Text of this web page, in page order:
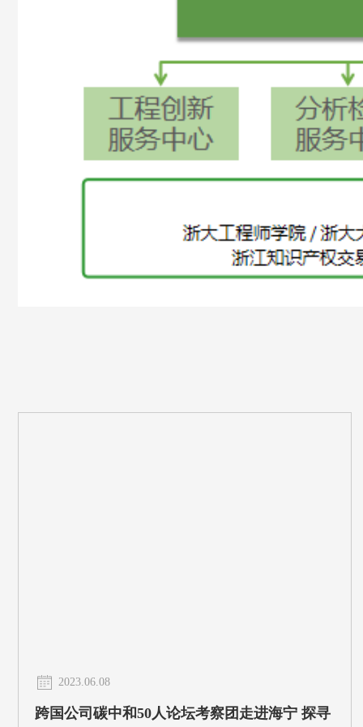
2023.06.08
跨国公司碳中和50人论坛考察团走进海宁 探寻